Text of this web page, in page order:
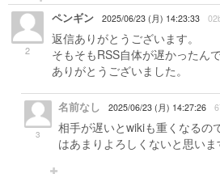
2
ペンギン 2025/06/23 (月) 14:23:33
返信ありがとうございます。
そもそもRSS自体が遅かったん
ありがとうございました。
3
名前なし 2025/06/23 (月) 14:27:26
相手が遅いとwikiも重くなるの
はあまりよろしくないと思いま